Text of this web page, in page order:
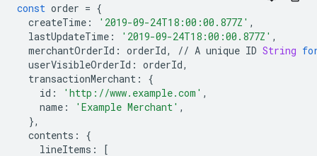
const order = {
createTime : '2019-09-24T18:00:00.877Z' ,
lastUpdateTime : '2019-09-24T18:00:00.877Z' ,
merchantOrderId : orderId, // A unique ID String
userVisibleOrderId : orderId,
transactionMerchant :
{
id : 'http://www.example.com' ,
name : 'Example Merchant' ,
},
contents :
{
lineItems :
[